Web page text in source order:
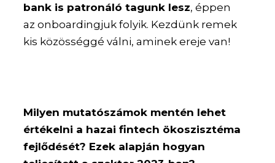
bank is patronáló tagunk lesz, éppen
az onboardingjuk folyik. Kezdünk remek
kis közösséggé válni, aminek ereje van!
Milyen mutatószámok mentén lehet
értékelni a hazai fintech ökoszisztéma
fejlődését? Ezek alapján hogyan